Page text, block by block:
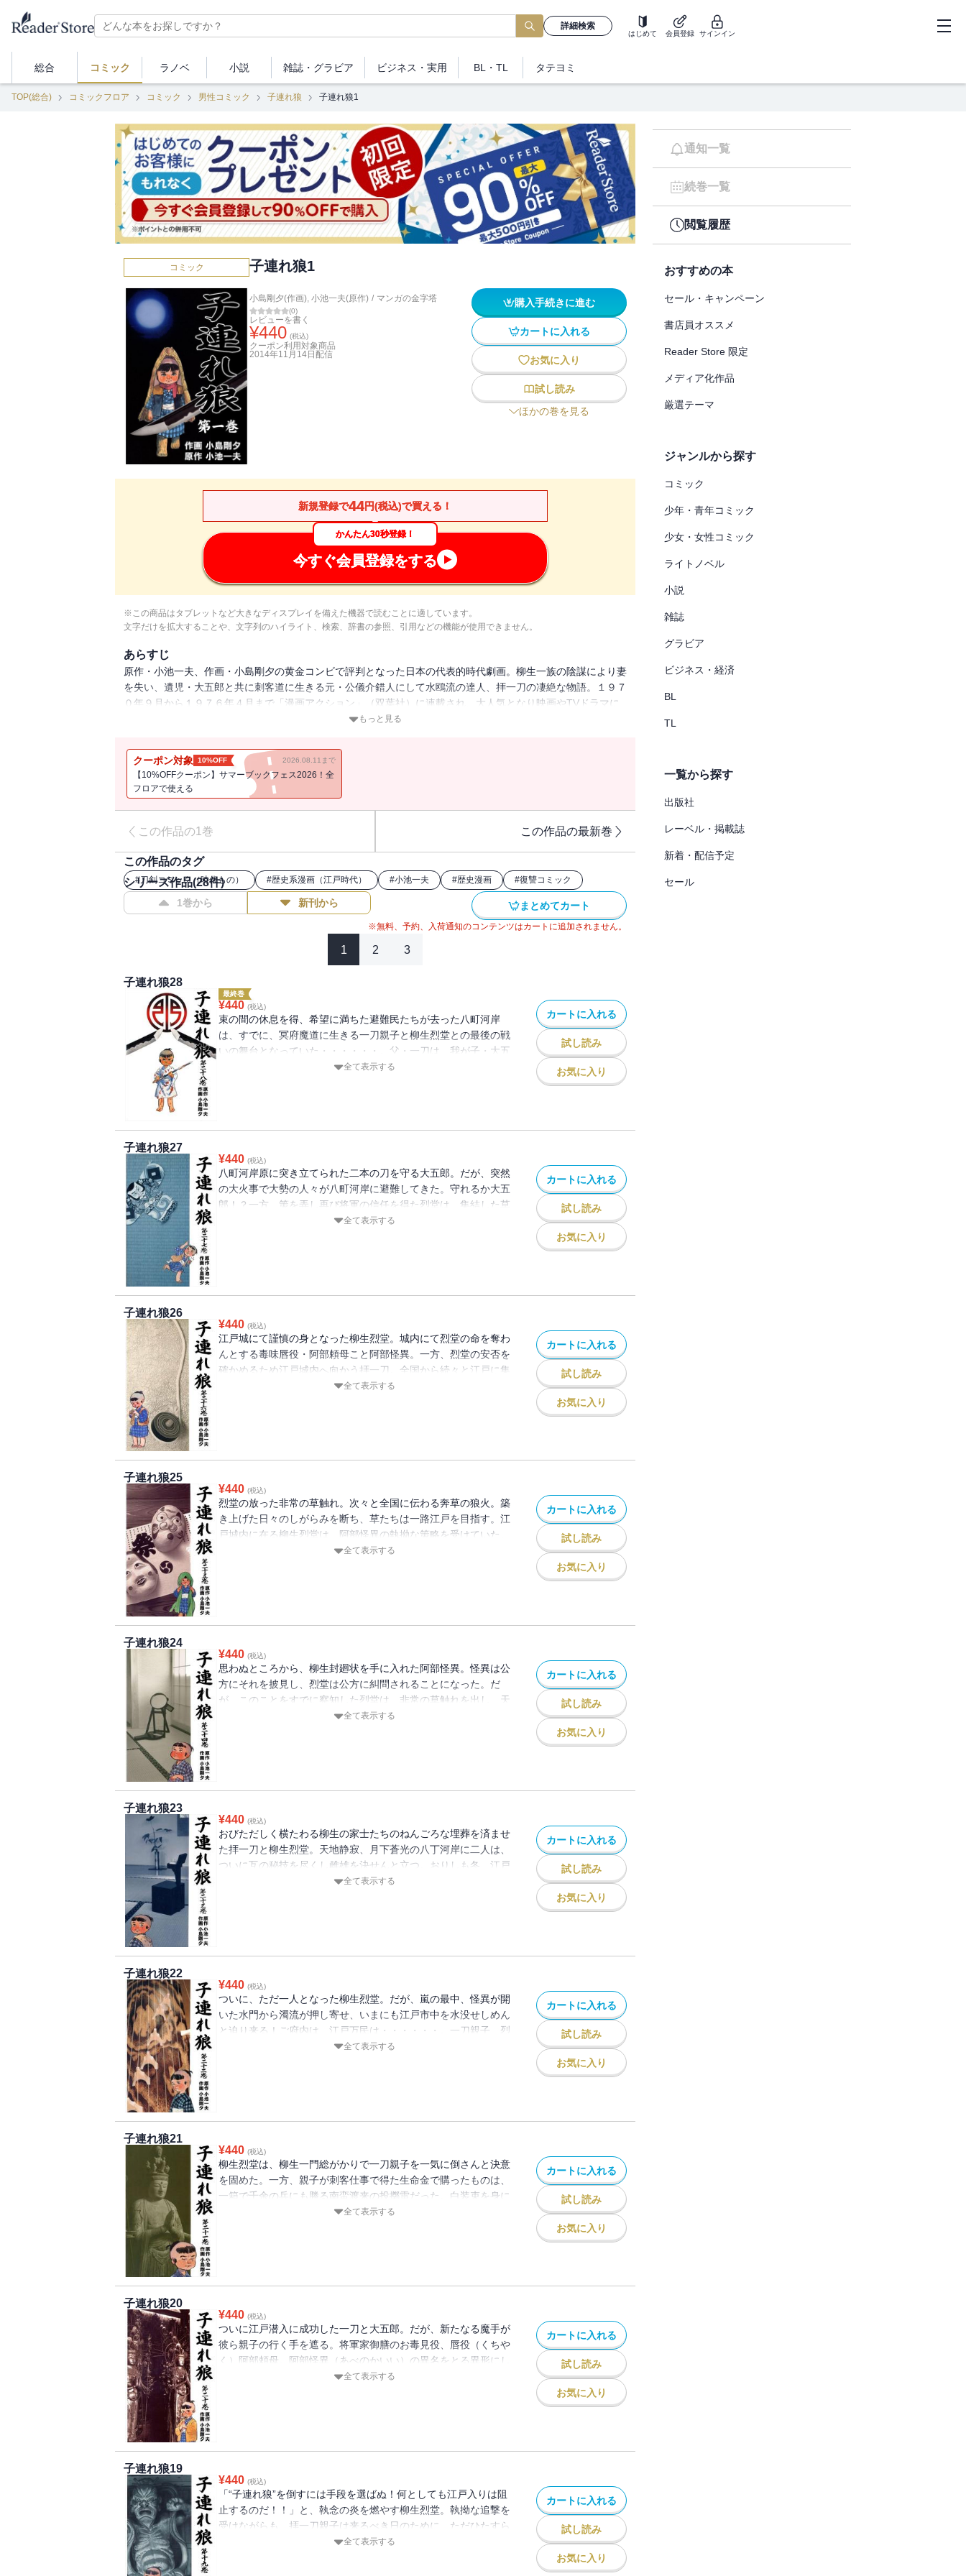
詳細検索
はじめて 会員登録 サインイン
総合 コミック ラノベ 小説 雑誌・ グラビア ビジネス ・実用 BL・TL タテヨミ
TOP(総合) コミックフロア コミック 男性コミック 子連れ狼 子連れ狼1
コミック 子連れ狼1
小島剛夕(作画), 小池一夫(原作) / マンガの金字塔
(0)
レビューを書く
¥440 (税込)
クーポン利用対象商品
2014年11月14日 配信
購入手続きに進む
カートに入れる
お気に入り
試し読み
ほかの巻を見る
新規登録で44円(税込)で買える！
かんたん30秒登録！
今すぐ会員登録をする
※この商品はタブレットなど大きなディスプレイを備えた機器で読むことに適しています。
文字だけを拡大することや、文字列のハイライト、検索、辞書の参照、引用などの機能が使用できません。
あらすじ
原作・小池一夫、作画・小島剛夕の黄金コンビで評判となった日本の代表的時代劇画。柳生一族の陰謀により妻
を失い、遺児・大五郎と共に刺客道に生きる元・公儀介錯人にして水鴎流の達人、拝一刀の凄絶な物語。１９７
０年９月から１９７６年４月まで「漫画アクション」（双葉社）に連載され、大人気となり映画やTVドラマに
もなる。また、海外でも『LoneWolfandCub』として英語版劇画が出版されている。日本が誇る時代劇の金字
を」「北から南西から東」「三途の川の乳母車」「水鸚流斬馬刀」「時雨待ち」「八門遁甲の陣」「鳥に翼獣に
牙」「刺客街道」の全9話を収録。
もっと見る
クーポン対象 10%OFF 2026.08.11まで
【10%OFFクーポン】サマーブックフェス2026！全
フロアで使える
この作品の1巻 この作品の最新巻
この作品のタグ
#刀剣コミック（時代もの） #歴史系漫画（江戸時代） #小池一夫 #歴史漫画 #復讐コミック
シリーズ作品(28件)
1巻から 新刊から まとめてカート
※無料、予約、入荷通知のコンテンツはカートに追加されません。
1 2 3
子連れ狼28
最終巻
¥440 (税込)
束の間の休息を得、希望に満ちた避難民たちが去った八町河岸
は、すでに、冥府魔道に生きる一刀親子と柳生烈堂との最後の戦
いの舞台となっていた・・・・・・。父・一刀は、我が子・大五
郎に言う。「生まれ変わりたる次の世でも父は父。次の次の世で
全て表示する
カートに入れる
試し読み
お気に入り
子連れ狼27
¥440 (税込)
八町河岸原に突き立てられた二本の刀を守る大五郎。だが、突然
の大火事で大勢の人々が八町河岸に避難してきた。守れるか大五
郎！？一方、策を弄し再び将軍の信任を得た烈堂は、集結した草
たちに一刀抹殺を下知する。再び一刀と烈堂の戦いが始ま
全て表示する
カートに入れる
試し読み
お気に入り
子連れ狼26
¥440 (税込)
江戸城にて謹慎の身となった柳生烈堂。城内にて烈堂の命を奪わ
んとする毒味唇役・阿部頼母こと阿部怪異。一方、烈堂の安否を
確かめるため江戸城内へ向かう拝一刀。全国から続々と江戸に集
まる柳生の草。柳生の反撃が始まるのか？どうなる、烈堂、怪
全て表示する
カートに入れる
試し読み
お気に入り
子連れ狼25
¥440 (税込)
烈堂の放った非常の草触れ。次々と全国に伝わる奔草の狼火。築
き上げた日々のしがらみを断ち、草たちは一路江戸を目指す。江
戸城内に在る柳生烈堂は、阿部怪異の執拗な策略を受けていた。
一方、一刀親子は八丁河岸でひたすら烈堂を待っていた・・・。
全て表示する
カートに入れる
試し読み
お気に入り
子連れ狼24
¥440 (税込)
思わぬところから、柳生封廻状を手に入れた阿部怪異。怪異は公
方にそれを披見し、烈堂は公方に糾問されることになった。だ
が、このことをすでに察知した烈堂は、非常の草触れを出し、天
下六十余州の柳生草たちに江戸に集結するよう下知した。
全て表示する
カートに入れる
試し読み
お気に入り
子連れ狼23
¥440 (税込)
おびただしく横たわる柳生の家士たちのねんごろな埋葬を済ませ
た拝一刀と柳生烈堂。天地静寂、月下蒼光の八丁河岸に二人は、
ついに互の秘技を尽くし雌雄を決せんと立つ。おりしも冬、江戸
には雪が降りつつあった・・・・・・。
全て表示する
カートに入れる
試し読み
お気に入り
子連れ狼22
¥440 (税込)
ついに、ただ一人となった柳生烈堂。だが、嵐の最中、怪異が開
いた水門から濁流が押し寄せ、いまにも江戸市中を水没せしめん
と迫り来る！ご府内は、江戸万民は・・・・・・。一刀親子、烈
全て表示する
カートに入れる
試し読み
お気に入り
子連れ狼21
¥440 (税込)
柳生烈堂は、柳生一門総がかりで一刀親子を一気に倒さんと決意
を固めた。一方、親子が刺客仕事で得た生命金で購ったものは、
一箱で千余の兵にも勝る南蛮渡来の投擲雷だった。白装束を身に
まとった親子はいよいよ対決の場へ！
全て表示する
カートに入れる
試し読み
お気に入り
子連れ狼20
¥440 (税込)
ついに江戸潜入に成功した一刀と大五郎。だが、新たなる魔手が
彼ら親子の行く手を遮る。将軍家御膳のお毒見役、唇役（くちや
く）阿部頼母。阿部怪異（あべのかいい）の異名をとる異形にし
てげに恐ろしき毒を駆使する男の卑劣な技に、狼親子の悲願は成
全て表示する
カートに入れる
試し読み
お気に入り
子連れ狼19
¥440 (税込)
「“子連れ狼”を倒すには手段を選ばぬ！何としても江戸入りは阻
止するのだ！！」と、執念の炎を燃やす柳生烈堂。執拗な追撃を
受けながらも、拝一刀親子は来るべき日のために、ただひたすら
全て表示する
カートに入れる
試し読み
お気に入り
通知一覧
続巻一覧
閲覧履歴
おすすめの本
セール・キャンペーン
書店員オススメ
Reader Store 限定
メディア化作品
厳選テーマ
ジャンルから探す
コミック
少年・青年コミック
少女・女性コミック
ライトノベル
小説
雑誌
グラビア
ビジネス・経済
BL
TL
一覧から探す
出版社
レーベル・掲載誌
新着・配信予定
セール